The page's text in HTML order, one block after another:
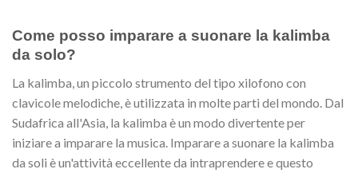
Come posso imparare a suonare la kalimba
da solo?
La kalimba, un piccolo strumento del tipo xilofono con
clavicole melodiche, è utilizzata in molte parti del mondo. Dal
Sudafrica all'Asia, la kalimba è un modo divertente per
iniziare a imparare la musica. Imparare a suonare la kalimba
da soli è un'attività eccellente da intraprendere e questo